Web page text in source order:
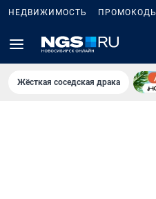
НЕДВИЖИМОСТЬ ПРОМОКОДЫ
Жёсткая соседская драка